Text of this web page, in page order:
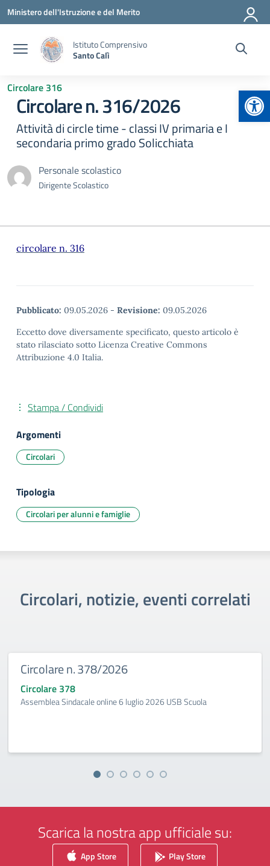
Vai ai contenuti
Vai al menu di navigazione
Vai al footer
Ministero dell'Istruzione e del Merito
Istituto Comprensivo
Santo Calì
Circolare 316
Circolare n. 316/2026
Attività di circle time - classi IV primaria e I
secondaria primo grado Solicchiata
Personale scolastico
Dirigente Scolastico
circolare n. 316
Pubblicato: 09.05.2026 - Revisione: 09.05.2026
Eccetto dove diversamente specificato, questo articolo è
stato rilasciato sotto Licenza Creative Commons
Attribuzione 4.0 Italia.
Stampa / Condividi
Argomenti
Circolari
Tipologia
Circolari per alunni e famiglie
Circolari, notizie, eventi correlati
Circolare n. 378/2026
Circolare 378
Assemblea Sindacale online 6 luglio 2026 USB Scuola
Scarica la nostra app ufficiale su:
App Store Play Store